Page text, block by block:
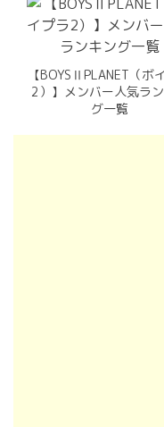
【BOYSⅡPLANET（ボ
2）】メンバー人気ラ
グ一覧